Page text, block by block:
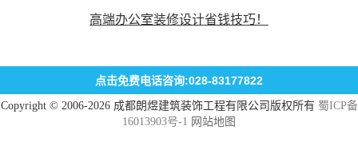
高端办公室装修设计省钱技巧！
点击免费电话咨询:028-83177822
Copyright © 2006-2026 成都朗煜建筑装饰工程有限公司版权所有 蜀ICP备
16013903号-1 网站地图